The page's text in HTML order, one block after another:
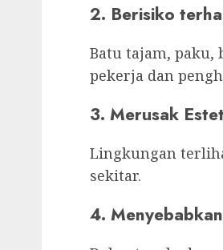
2. Berisiko
Batu tajam, paku,
pekerja dan
3. Merusak
Lingkungan
sekitar.
4.